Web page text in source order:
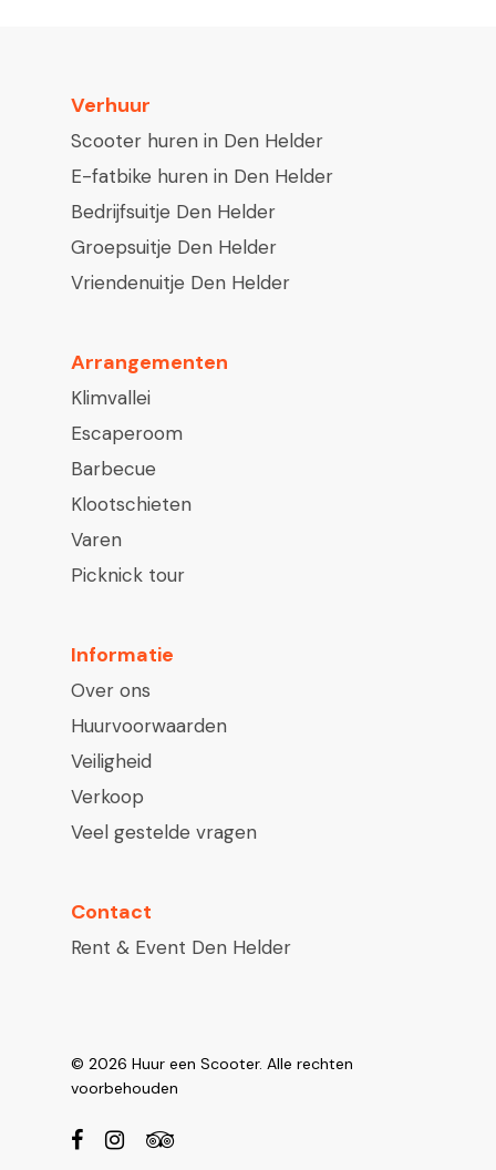
Verhuur
Scooter huren in Den Helder
E-fatbike huren in Den Helder
Bedrijfsuitje Den Helder
Groepsuitje Den Helder
Vriendenuitje Den Helder
Arrangementen
Klimvallei
Escaperoom
Barbecue
Klootschieten
Varen
Picknick tour
Informatie
Over ons
Huurvoorwaarden
Veiligheid
Verkoop
Veel gestelde vragen
Contact
Rent & Event Den Helder
© 2026 Huur een Scooter. Alle rechten
voorbehouden